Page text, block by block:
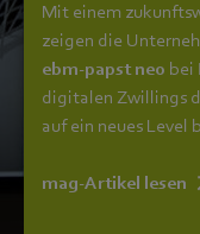
Mit einem
zeigen die
ebm‑papst neo bei
digitalen Zwillings
auf ein neues Level
mag-Artikel lesen